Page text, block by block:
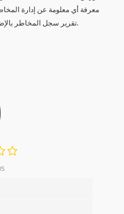
معرفة أي معلومة عن إدارة
تقرير سجل المخاطر بالإضافة الى المقدرة التامية لإدارة مخاطر المشاريع.